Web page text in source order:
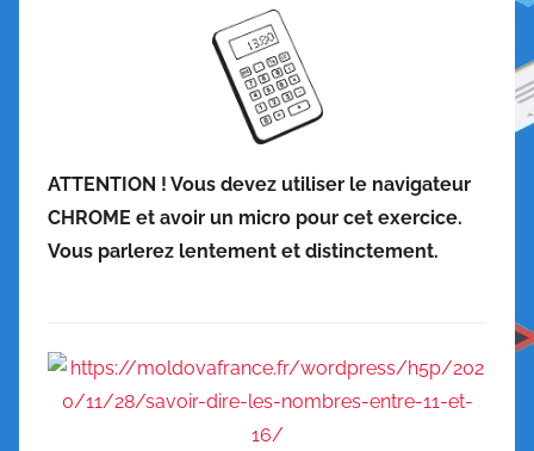
ATTENTION ! Vous devez utiliser le navigateur
CHROME et avoir un micro pour cet exercice.
Vous parlerez lentement et distinctement.